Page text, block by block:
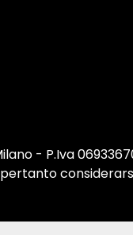
- P.Iva